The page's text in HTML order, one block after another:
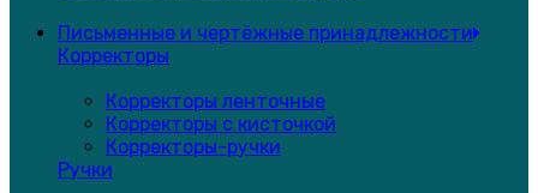
Письменные и чертёжные принадлежности
Корректоры
Корректоры ленточные
Корректоры с кисточкой
Корректоры-ручки
Ручки